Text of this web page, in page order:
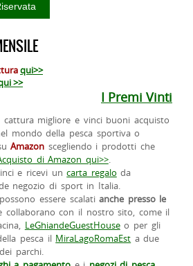
qui>>
>>
I Premi Vinti
cattura migliore e vinci buoni acquisto
mondo della pesca sportiva o
Amazon scegliendo i prodotti che
di Amazon qui>>.
e ricevi uncarta regalo da
negozio di sport in Italia.
essere scalatianche presso le
collaborano con il nostro sito, come il
LeGhiandeGuestHouseo per gli
pesca il MiraLagoRomaEst a due
parchi.